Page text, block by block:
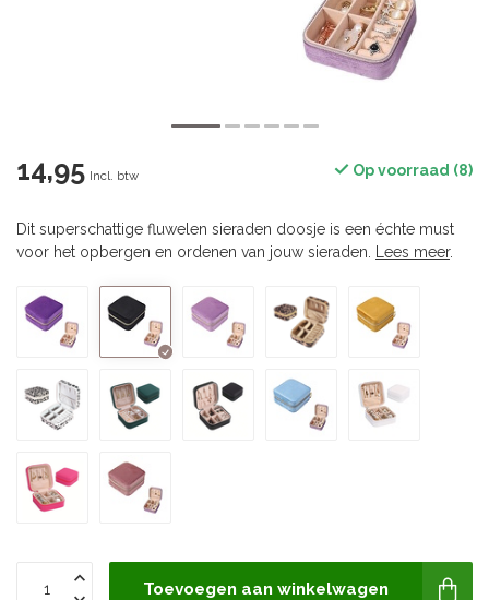
14,95 Incl. btw Op voorraad (8)
Dit superschattige fluwelen sieraden doosje is een échte must
voor het opbergen en ordenen van jouw sieraden.
Lees meer.
Toevoegen aan winkelwagen